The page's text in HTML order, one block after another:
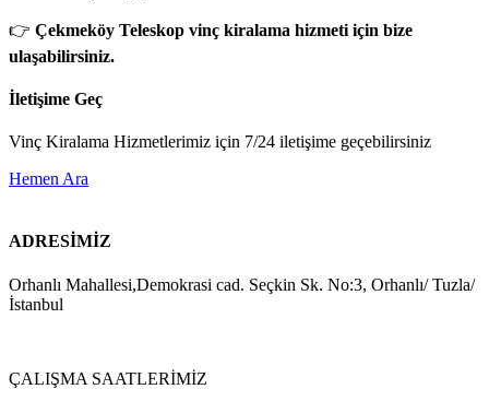
👉 Çekmeköy Teleskop vinç kiralama hizmeti için bize
ulaşabilirsiniz.
İletişime Geç
Vinç Kiralama Hizmetlerimiz için 7/24 iletişime geçebilirsiniz
Hemen Ara
ADRESİMİZ
Orhanlı Mahallesi,Demokrasi cad. Seçkin Sk. No:3, Orhanlı/ Tuzla/
İstanbul
ÇALIŞMA SAATLERİMİZ